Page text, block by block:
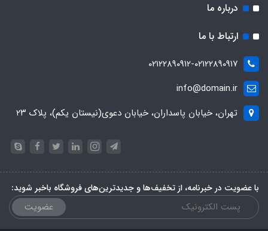
درباره ما
ارتباط با ما
۰۲۱۲۲۸۹۰۹۱۲-۰۲۱۲۲۸۹۰۹۱۷
info@domain.ir
تهران، خیابان پاسداران، خیابان دعوی(نیستان یکم)، پلاک ۲۳
با عضویت در خبرنامه، از تخفیف‌ها و جدیدترین‌های فروشگاه باخبر شوید:
عضویت